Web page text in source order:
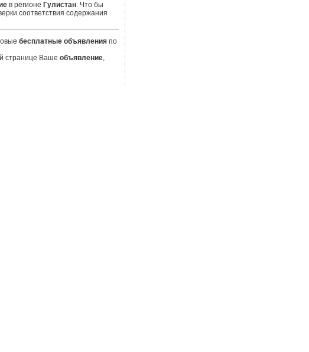
в регионе Гулистан. Что бы
соответствия содержания
бесплатные объявленияпо
странице Ваше объявление,